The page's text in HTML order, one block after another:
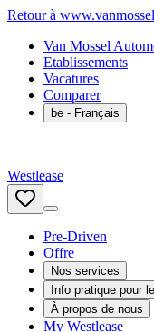
Retour à
Van Mossel
Etablissements
Vacatures
Comparer
be - Français
Westlease
Pre-Driven
Offre
Nos services
Info pratique pour
À propos de nous
My Westlease